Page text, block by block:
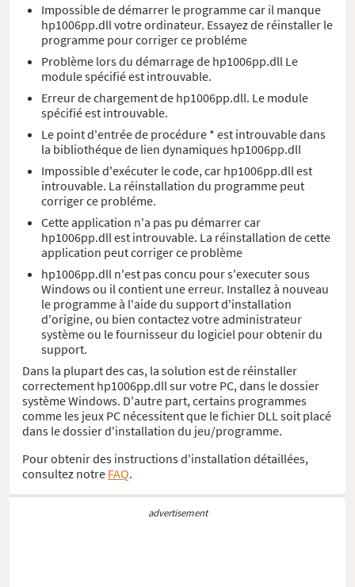
Impossible de démarrer le programme car il manque
hp1006pp.dll votre ordinateur. Essayez de réinstaller le
programme pour corriger ce probléme
Problème lors du démarrage de hp1006pp.dll Le
module spécifié est introuvable.
Erreur de chargement de hp1006pp.dll. Le module
spécifié est introuvable.
Le point d'entrée de procédure * est introuvable dans
la bibliothéque de lien dynamiques hp1006pp.dll
Impossible d'exécuter le code, car hp1006pp.dll est
introuvable. La réinstallation du programme peut
corriger ce probléme.
Cette application n'a pas pu démarrer car
hp1006pp.dll est introuvable. La réinstallation de cette
application peut corriger ce problème
hp1006pp.dll n'est pas concu pour s'executer sous
Windows ou il contient une erreur. Installez à nouveau
le programme à l'aide du support d'installation
d'origine, ou bien contactez votre administrateur
système ou le fournisseur du logiciel pour obtenir du
support.
Dans la plupart des cas, la solution est de réinstaller
correctement hp1006pp.dll sur votre PC, dans le dossier
système Windows. D'autre part, certains programmes
comme les jeux PC nécessitent que le fichier DLL soit placé
dans le dossier d'installation du jeu/programme.
Pour obtenir des instructions d'installation détaillées,
consultez notre FAQ.
advertisement